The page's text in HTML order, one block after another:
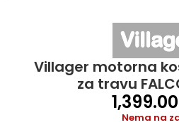
Villager motorna
za travu
1,399.00
Nema na